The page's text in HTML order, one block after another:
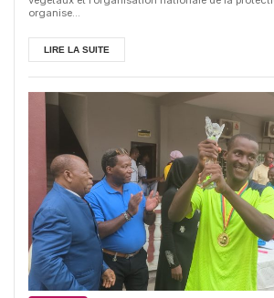
organise...
LIRE LA SUITE